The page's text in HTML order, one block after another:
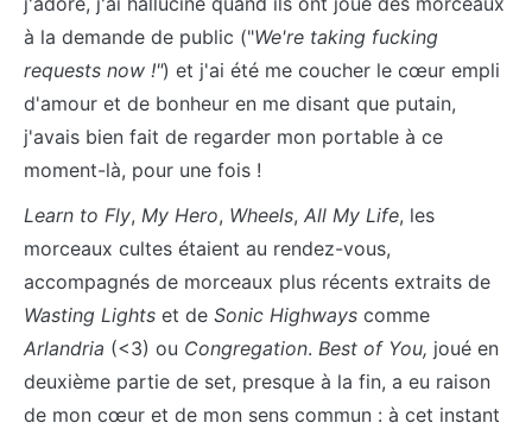
à la demande de public ("We're taking fucking
requests now !") et j'ai été me coucher le cœur empli
d'amour et de bonheur en me disant que putain,
j'avais bien fait de regarder mon portable à ce
moment-là, pour une fois !
Learn to Fly, My Hero, Wheels, All My Life, les
morceaux cultes étaient au rendez-vous,
accompagnés de morceaux plus récents extraits de
Wasting Lights et de Sonic Highways comme
Arlandria (<3) ou Congregation. Best of You, joué en
deuxième partie de set, presque à la fin, a eu raison
de mon cœur et de mon sens commun : à cet instant